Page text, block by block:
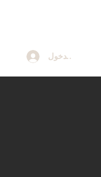
تسجيل الدخول